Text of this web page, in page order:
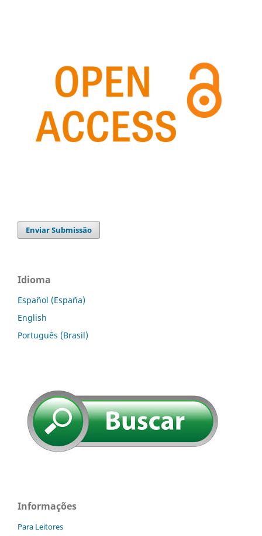
Enviar Submissão
Idioma
Español (España)
English
Português (Brasil)
Informações
Para Leitores